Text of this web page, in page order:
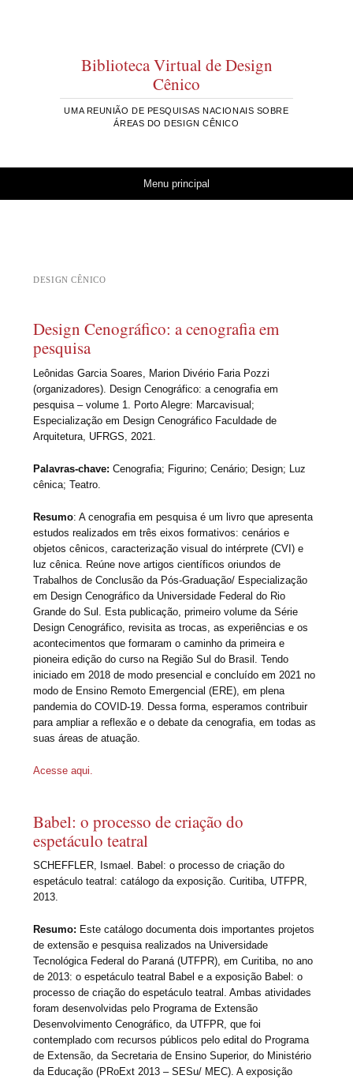
Biblioteca Virtual de Design
Cênico
UMA REUNIÃO DE PESQUISAS NACIONAIS SOBRE
ÁREAS DO DESIGN CÊNICO
Menu principal
DESIGN CÊNICO
Design Cenográfico: a cenografia em
pesquisa
Leônidas Garcia Soares, Marion Divério Faria Pozzi
(organizadores). Design Cenográfico: a cenografia em
pesquisa – volume 1. Porto Alegre: Marcavisual;
Especialização em Design Cenográfico Faculdade de
Arquitetura, UFRGS, 2021.
Palavras-chave: Cenografia; Figurino; Cenário; Design; Luz
cênica; Teatro.
Resumo: A cenografia em pesquisa é um livro que apresenta
estudos realizados em três eixos formativos: cenários e
objetos cênicos, caracterização visual do intérprete (CVI) e
luz cênica. Reúne nove artigos científicos oriundos de
Trabalhos de Conclusão da Pós-Graduação/ Especialização
em Design Cenográfico da Universidade Federal do Rio
Grande do Sul. Esta publicação, primeiro volume da Série
Design Cenográfico, revisita as trocas, as experiências e os
acontecimentos que formaram o caminho da primeira e
pioneira edição do curso na Região Sul do Brasil. Tendo
iniciado em 2018 de modo presencial e concluído em 2021 no
modo de Ensino Remoto Emergencial (ERE), em plena
pandemia do COVID-19. Dessa forma, esperamos contribuir
para ampliar a reflexão e o debate da cenografia, em todas as
suas áreas de atuação.
Acesse aqui.
Babel: o processo de criação do
espetáculo teatral
SCHEFFLER, Ismael. Babel: o processo de criação do
espetáculo teatral: catálogo da exposição. Curitiba, UTFPR,
2013.
Resumo: Este catálogo documenta dois importantes projetos
de extensão e pesquisa realizados na Universidade
Tecnológica Federal do Paraná (UTFPR), em Curitiba, no ano
de 2013: o espetáculo teatral Babel e a exposição Babel: o
processo de criação do espetáculo teatral. Ambas atividades
foram desenvolvidas pelo Programa de Extensão
Desenvolvimento Cenográfico, da UTFPR, que foi
contemplado com recursos públicos pelo edital do Programa
de Extensão, da Secretaria de Ensino Superior, do Ministério
da Educação (PRoExt 2013 – SESu/ MEC). A exposição